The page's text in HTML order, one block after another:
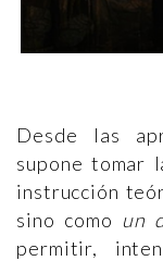
Desde las
supone tomar
instrucción
sino como un
permitir,